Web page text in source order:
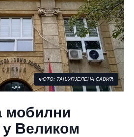
ФОТО: ТАЊУГ/ЈЕЛЕНА САВИЋ
мобилни
Великом